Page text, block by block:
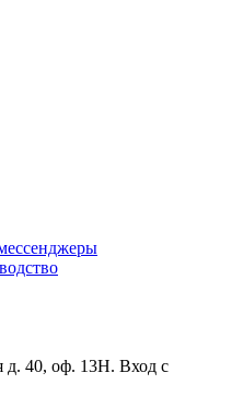
д. 40, оф. 13Н. Вход с